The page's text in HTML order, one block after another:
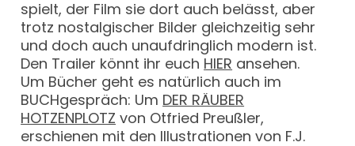
spielt, der Film sie dort auch belässt, aber
trotz nostalgischer Bilder gleichzeitig sehr
und doch auch unaufdringlich modern ist.
Den Trailer könnt ihr euch HIER ansehen.
Um Bücher geht es natürlich auch im
BUCHgespräch: Um DER RÄUBER
HOTZENPLOTZ von Otfried Preußler,
erschienen mit den Illustrationen von F.J.